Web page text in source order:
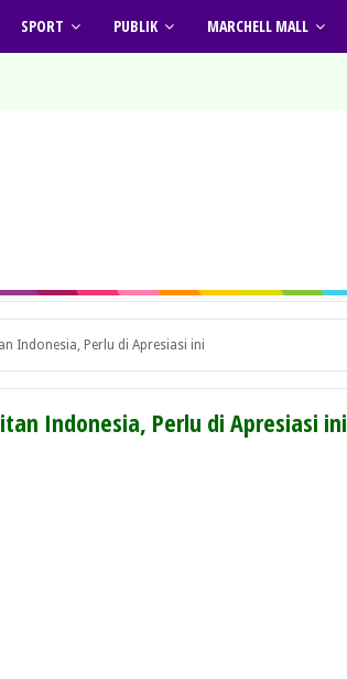
SPORT PUBLIK MARCHELL MALL
Indonesia, Perlu di Apresiasi ini
Indonesia, Perlu di Apresiasi ini